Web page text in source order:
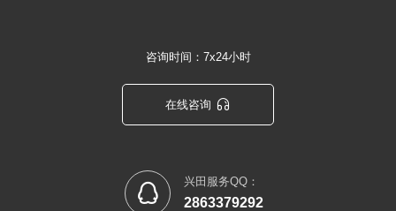
咨询时间：7x24小时
在线咨询 
 兴田服务QQ：
2863379292